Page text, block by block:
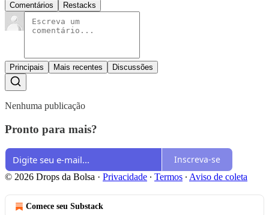
Comentários Restacks
Principais Mais recentes Discussões
Nenhuma publicação
Pronto para mais?
Inscreva-se
© 2026 Drops da Bolsa · Privacidade ∙ Termos ∙ Aviso de coleta
Comece seu Substack